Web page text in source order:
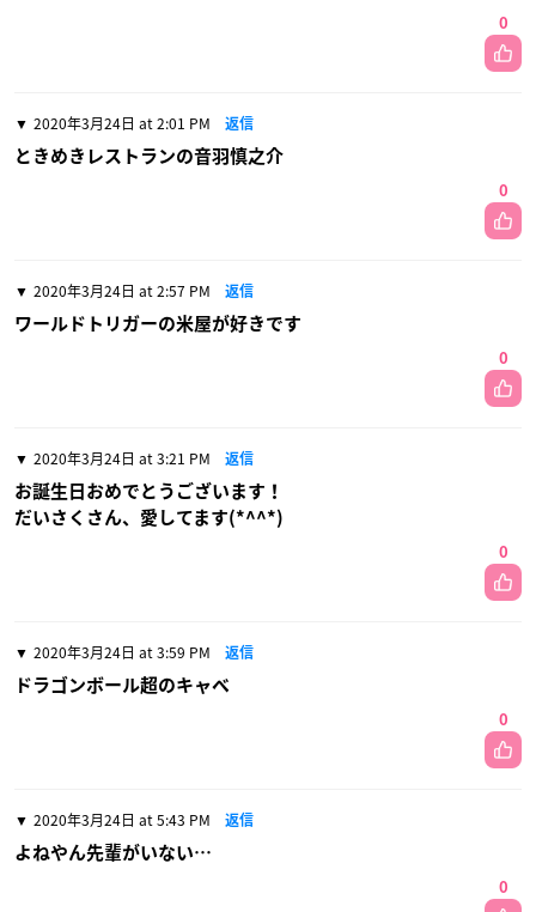
0
2020年3月24日 at 2:01 PM 返信
ときめきレストランの音羽慎之介
0
2020年3月24日 at 2:57 PM 返信
ワールドトリガーの米屋が好きです
0
2020年3月24日 at 3:21 PM 返信
お誕生日おめでとうございます！
だいさくさん、愛してます(*^^*)
0
2020年3月24日 at 3:59 PM 返信
ドラゴンボール超のキャベ
0
2020年3月24日 at 5:43 PM 返信
よねやん先輩がいない…
0